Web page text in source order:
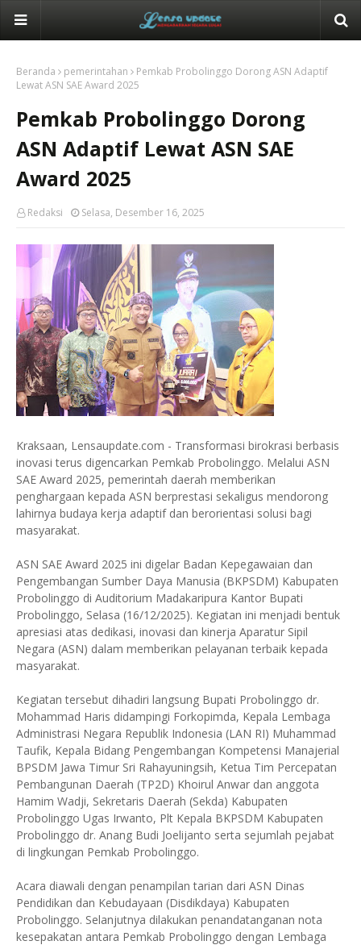
Beranda pemerintahan
Pemkab Probolinggo Dorong ASN Adaptif
Lewat ASN SAE Award 2025
Pemkab Probolinggo Dorong
ASN Adaptif Lewat ASN SAE
Award 2025
Redaksi Selasa, Desember 16, 2025
Kraksaan, Lensaupdate.com - Transformasi birokrasi berbasis
inovasi terus digencarkan Pemkab Probolinggo. Melalui ASN
SAE Award 2025, pemerintah daerah memberikan
penghargaan kepada ASN berprestasi sekaligus mendorong
lahirnya budaya kerja adaptif dan berorientasi solusi bagi
masyarakat.
ASN SAE Award 2025 ini digelar Badan Kepegawaian dan
Pengembangan Sumber Daya Manusia (BKPSDM) Kabupaten
Probolinggo di Auditorium Madakaripura Kantor Bupati
Probolinggo, Selasa (16/12/2025). Kegiatan ini menjadi bentuk
apresiasi atas dedikasi, inovasi dan kinerja Aparatur Sipil
Negara (ASN) dalam memberikan pelayanan terbaik kepada
masyarakat.
Kegiatan tersebut dihadiri langsung Bupati Probolinggo dr.
Mohammad Haris didampingi Forkopimda, Kepala Lembaga
Administrasi Negara Republik Indonesia (LAN RI) Muhammad
Taufik, Kepala Bidang Pengembangan Kompetensi Manajerial
BPSDM Jawa Timur Sri Rahayuningsih, Ketua Tim Percepatan
Pembangunan Daerah (TP2D) Khoirul Anwar dan anggota
Hamim Wadji, Sekretaris Daerah (Sekda) Kabupaten
Probolinggo Ugas Irwanto, Plt Kepala BKPSDM Kabupaten
Probolinggo dr. Anang Budi Joelijanto serta sejumlah pejabat
di lingkungan Pemkab Probolinggo.
Acara diawali dengan penampilan tarian dari ASN Dinas
Pendidikan dan Kebudayaan (Disdikdaya) Kabupaten
Probolinggo. Selanjutnya dilakukan penandatanganan nota
kesepakatan antara Pemkab Probolinggo dengan Lembaga